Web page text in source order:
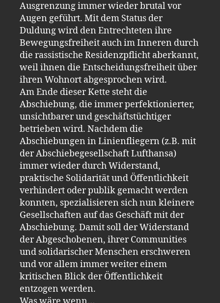
Ausgrenzung immer wieder brutal vor
Augen geführt. Mit dem Status der
Duldung wird den Entrechteten ihre
Bewegungsfreiheit auch im Inneren durch
die rassistische Residenzpflicht aberkannt,
weil ihnen die Entscheidungsfreiheit über
ihren Wohnort abgesprochen wird.
Am Ende dieser Kette steht die
Abschiebung, die immer perfektionierter,
unsichtbarer und geschäftstüchtiger
betrieben wird. Nachdem die
Abschiebungen in Linienfliegern (z.B. mit
der Abschiebegesellschaft Lufthansa)
immer wieder durch Widerstand,
praktische Solidarität und Öffentlichkeit
verhindert oder publik gemacht werden
konnten, spezialisieren sich nun kleinere
Gesellschaften auf das Geschäft mit der
Abschiebung. Damit soll der Widerstand
der Abgeschobenen, ihrer Communities
und solidarischer Menschen erschweren
und vor allem immer weiter einem
kritischen Blick der Öffentlichkeit
entzogen werden.